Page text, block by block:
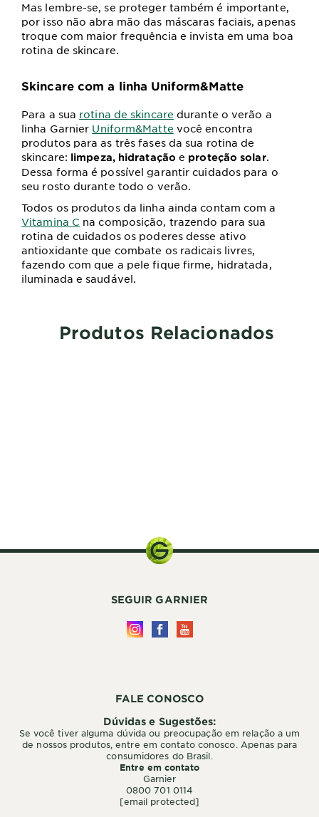
Mas lembre-se, se proteger também é importante,
por isso não abra mão das máscaras faciais, apenas
troque com maior frequência e invista em uma boa
rotina de skincare.
Skincare com a linha Uniform&Matte
Para a sua rotina de skincare durante o verão a
linha Garnier Uniform&Matte você encontra
produtos para as três fases da sua rotina de
skincare: limpeza, hidratação e proteção solar.
Dessa forma é possível garantir cuidados para o
seu rosto durante todo o verão.
Todos os produtos da linha ainda contam com a
Vitamina C na composição, trazendo para sua
rotina de cuidados os poderes desse ativo
antioxidante que combate os radicais livres,
fazendo com que a pele fique firme, hidratada,
iluminada e saudável.
Produtos Relacionados
FALE CONOSCO
Dúvidas e Sugestões:
Se você tiver alguma dúvida ou preocupação em relação a um
de nossos produtos, entre em contato conosco. Apenas para
consumidores do Brasil.
Entre em contato
Garnier
0800 701 0114
[email protected]
SEGUIR GARNIER